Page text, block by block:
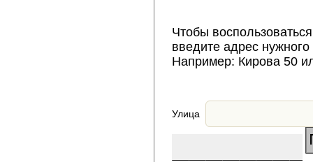
Чтобы
введите адрес
Например: Кирова 50
Улица